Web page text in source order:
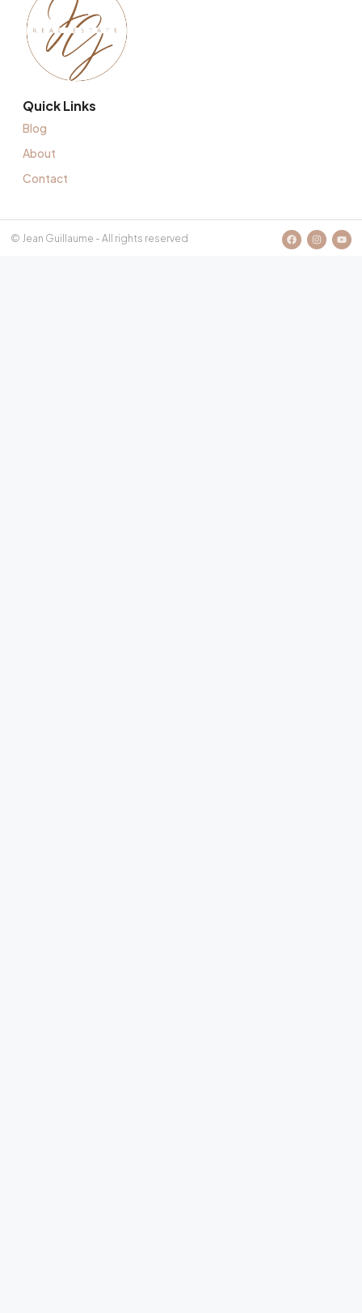
Quick Links
Blog
About
Contact
© Jean Guillaume - All rights reserved